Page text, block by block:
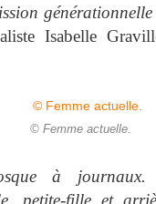
Isabelle
© Femme actuelle.
à journaux.
petite-fille et